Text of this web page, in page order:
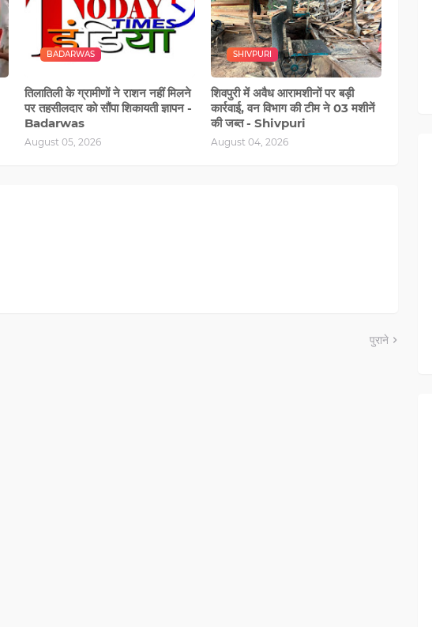
BADARWAS
तिलातिली के ग्रामीणों ने राशन नहीं मिलने
पर तहसीलदार को सौंपा शिकायती ज्ञापन -
Badarwas
August 05, 2026
SHIVPURI
शिवपुरी में अवैध आरामशीनों पर बड़ी
कार्रवाई, वन विभाग की टीम ने 03 मशीनें
की जब्त - Shivpuri
August 04, 2026
पुराने